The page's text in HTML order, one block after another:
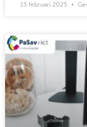
13 februari 2025